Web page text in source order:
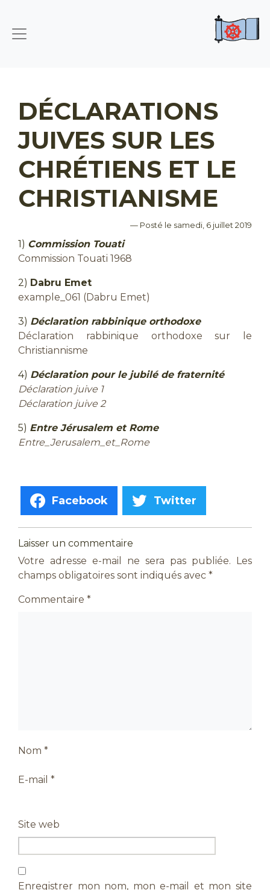
DÉCLARATIONS
JUIVES SUR LES
CHRÉTIENS ET LE
CHRISTIANISME
— Posté le samedi, 6 juillet 2019
1) Commission Touati
Commission Touati 1968
2) Dabru Emet
example_061 (Dabru Emet)
3) Déclaration rabbinique orthodoxe
Déclaration rabbinique orthodoxe sur le
Christiannisme
4) Déclaration pour le jubilé de fraternité
Déclaration juive 1
Déclaration juive 2
5) Entre Jérusalem et Rome
Entre_Jerusalem_et_Rome
Facebook Twitter
Laisser un commentaire
Votre adresse e-mail ne sera pas publiée. Les
champs obligatoires sont indiqués avec *
Commentaire *
Nom *
E-mail *
Site web
Enregistrer mon nom, mon e-mail et mon site